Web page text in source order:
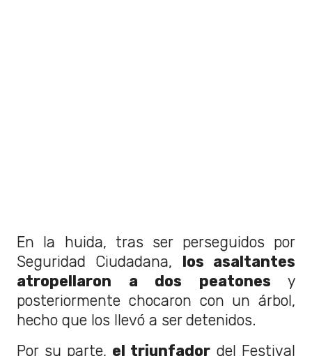
En la huida, tras ser perseguidos por
Seguridad Ciudadana, los asaltantes
atropellaron a dos peatones y
posteriormente chocaron con un árbol,
hecho que los llevó a ser detenidos.
Por su parte, el triunfador del Festival